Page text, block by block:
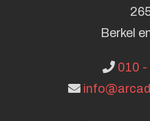
Berkel
010 -